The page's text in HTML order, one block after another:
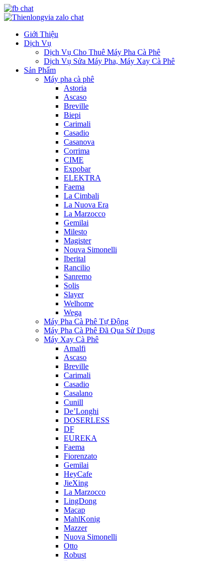
Giới Thiệu
Dịch Vụ
Dịch Vụ Cho Thuê Máy Pha Cà Phê
Dịch Vụ Sửa Máy Pha, Máy Xay Cà Phê
Sản Phẩm
Máy pha cà phê
Astoria
Ascaso
Breville
Biepi
Carimali
Casadio
Casanova
Corrima
CIME
Expobar
ELEKTRA
Faema
La Cimbali
La Nuova Era
La Marzocco
Gemilai
Milesto
Magister
Nouva Simonelli
Iberital
Rancilio
Sanremo
Solis
Slayer
Welhome
Wega
Máy Pha Cà Phê Tự Động
Máy Pha Cà Phê Đã Qua Sử Dụng
Máy Xay Cà Phê
Amalfi
Ascaso
Breville
Carimali
Casadio
Casalano
Cunill
De’Longhi
DOSERLESS
DF
EUREKA
Faema
Fiorenzato
Gemilai
HeyCafe
JieXing
La Marzocco
LingDong
Macap
MahlKonig
Mazzer
Nuova Simonelli
Otto
Robust